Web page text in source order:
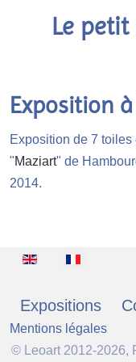
Le petit
Exposition
Exposition de 7
"Maziart" de
2014.
Sélectionnez votre
Expositions
Mentions légales
© Leoart 2012-2026,